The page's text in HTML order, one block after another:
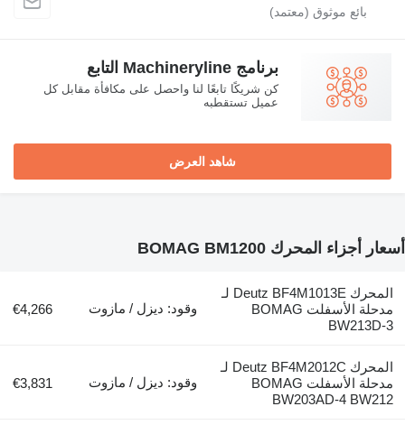
برنامج Machineryline التابع
كن شريكًا تابعًا لنا واحصل على مكافأة مقابل كل
عميل تستقطبه
شاهد العرض
أسعار أجزاء المحرك BOMAG BM1200
المحرك Deutz BF4M1013E لـ
مدحلة الأسفلت BOMAG
BW213D-3
وقود: ديزل / مازوت €4,266
المحرك Deutz BF4M2012C لـ
مدحلة الأسفلت BOMAG
BW203AD-4 BW212
وقود: ديزل / مازوت €3,831